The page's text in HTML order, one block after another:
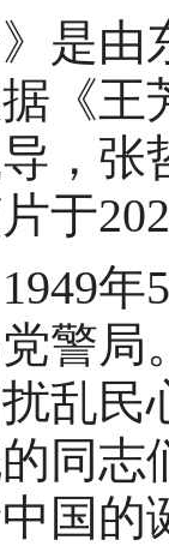
由
《王
，张
于
年5
警局
乱民
同志
国的